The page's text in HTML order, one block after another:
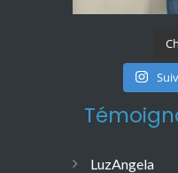
LuzAngela